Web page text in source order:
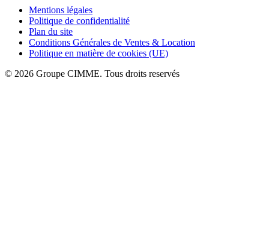
Mentions légales
Politique de confidentialité
Plan du site
Conditions Générales de Ventes & Location
Politique en matière de cookies (UE)
© 2026 Groupe CIMME. Tous droits reservés